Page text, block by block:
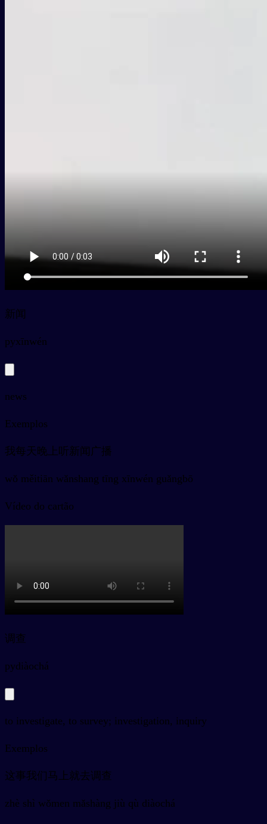
新闻
pyxīnwén
news
Exemplos
我每天晚上听新闻广播
wǒ měitiān wǎnshang tīng xīnwén guǎngbō
Vídeo do cartão
调查
pydiàochá
to investigate, to survey; investigation, inquiry
Exemplos
这事我们马上就去调查
zhè shì wǒmen mǎshàng jiù qù diàochá